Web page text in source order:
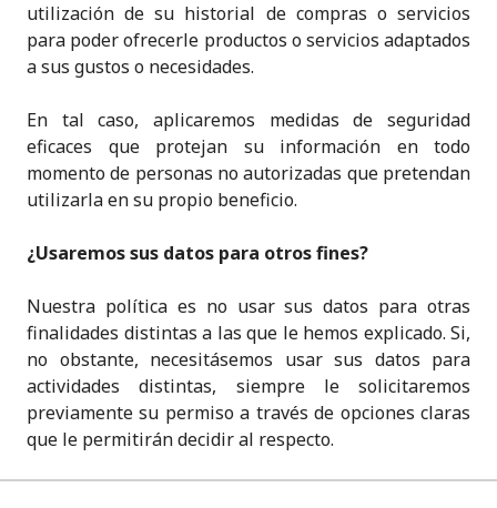
utilización de su historial de compras o servicios
para poder ofrecerle productos o servicios adaptados
a sus gustos o necesidades.
En tal caso, aplicaremos medidas de seguridad
eficaces que protejan su información en todo
momento de personas no autorizadas que pretendan
utilizarla en su propio beneficio.
¿Usaremos sus datos para otros fines?
Nuestra política es no usar sus datos para otras
finalidades distintas a las que le hemos explicado. Si,
no obstante, necesitásemos usar sus datos para
actividades distintas, siempre le solicitaremos
previamente su permiso a través de opciones claras
que le permitirán decidir al respecto.